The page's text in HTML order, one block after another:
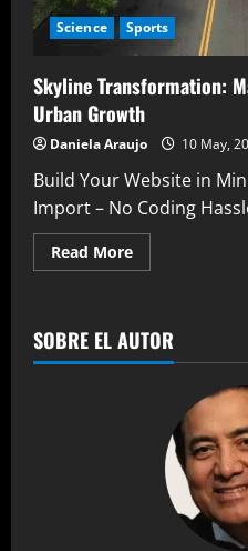
Science Sports
Skyline Transformation:
Urban Growth
Daniela Araujo 10 May,
Build Your Website in
Import – No Coding
Read MoreRead
more
Major
City
Roads
Growth
SOBRE EL AUTOR